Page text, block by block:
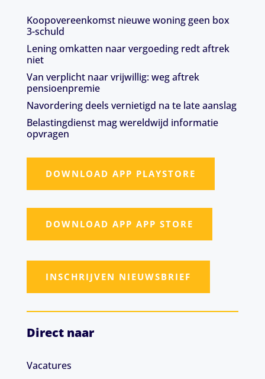
Koopovereenkomst nieuwe woning geen box
3-schuld
Lening omkatten naar vergoeding redt aftrek
niet
Van verplicht naar vrijwillig: weg aftrek
pensioenpremie
Navordering deels vernietigd na te late aanslag
Belastingdienst mag wereldwijd informatie
opvragen
DOWNLOAD APP PLAYSTORE
DOWNLOAD APP APP STORE
INSCHRIJVEN NIEUWSBRIEF
Direct naar
Vacatures